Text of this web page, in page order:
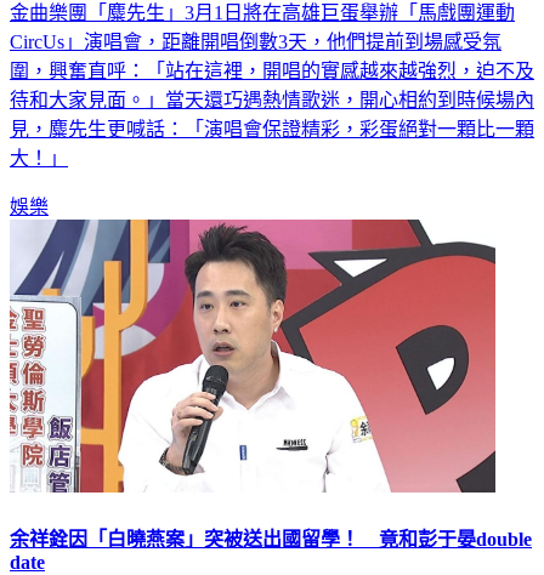
金曲樂團「麋先生」3月1日將在高雄巨蛋舉辦「馬戲團運動
CircUs」演唱會，距離開唱倒數3天，他們提前到場感受氛
圍，興奮直呼：「站在這裡，開唱的實感越來越強烈，迫不及
待和大家見面。」當天還巧遇熱情歌迷，開心相約到時候場內
見，麋先生更喊話：「演唱會保證精彩，彩蛋絕對一顆比一顆
大！」
娛樂
余祥銓因「白曉燕案」突被送出國留學！ 竟和彭于晏double
date